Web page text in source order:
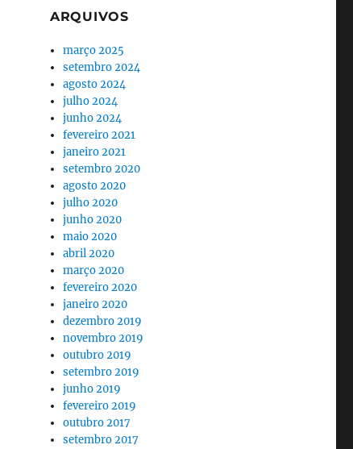
ARQUIVOS
março 2025
setembro 2024
agosto 2024
julho 2024
junho 2024
fevereiro 2021
janeiro 2021
setembro 2020
agosto 2020
julho 2020
junho 2020
maio 2020
abril 2020
março 2020
fevereiro 2020
janeiro 2020
dezembro 2019
novembro 2019
outubro 2019
setembro 2019
junho 2019
fevereiro 2019
outubro 2017
setembro 2017